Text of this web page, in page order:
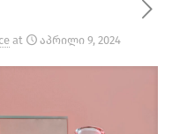
at აპრილი 9, 2024